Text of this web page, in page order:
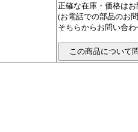
正確な在庫・価格はお
(お電話での部品のお
そちらからお問い合